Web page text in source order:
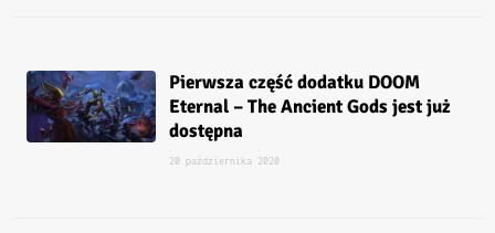
Pierwsza część dodatku DOOM
Eternal – The Ancient Gods jest już
dostępna
20 października 2020